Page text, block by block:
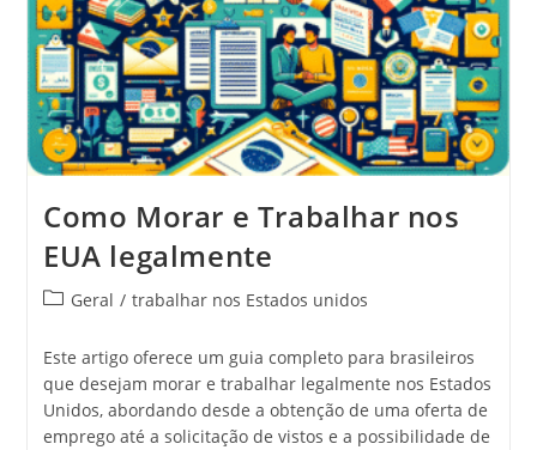
Como Morar e Trabalhar nos
EUA legalmente
Geral / trabalhar nos Estados unidos
Este artigo oferece um guia completo para brasileiros
que desejam morar e trabalhar legalmente nos Estados
Unidos, abordando desde a obtenção de uma oferta de
emprego até a solicitação de vistos e a possibilidade de